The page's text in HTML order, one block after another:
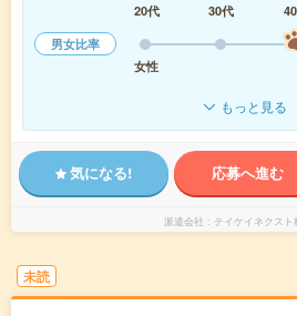
20代
30代
男女比率
女性
もっと見る
気になる! 応募へ進む
派遣会社 テイケイネクスト
未読